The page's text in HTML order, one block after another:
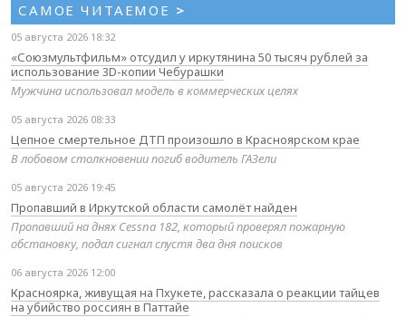
САМОЕ ЧИТАЕМОЕ >
05 августа 2026 18:32
«Союзмультфильм» отсудил у иркутянина 50 тысяч рублей за
использование 3D-копии Чебурашки
Мужчина использовал модель в коммерческих целях
05 августа 2026 08:33
Цепное смертельное ДТП произошло в Красноярском крае
В лобовом столкновении погиб водитель ГАЗели
05 августа 2026 19:45
Пропавший в Иркутской области самолёт найден
Пропавший на днях Cessna 182, который проверял пожарную
обстановку, подал сигнал спустя два дня поисков
06 августа 2026 12:00
Красноярка, живущая на Пхукете, рассказала о реакции тайцев
на убийство россиян в Паттайе